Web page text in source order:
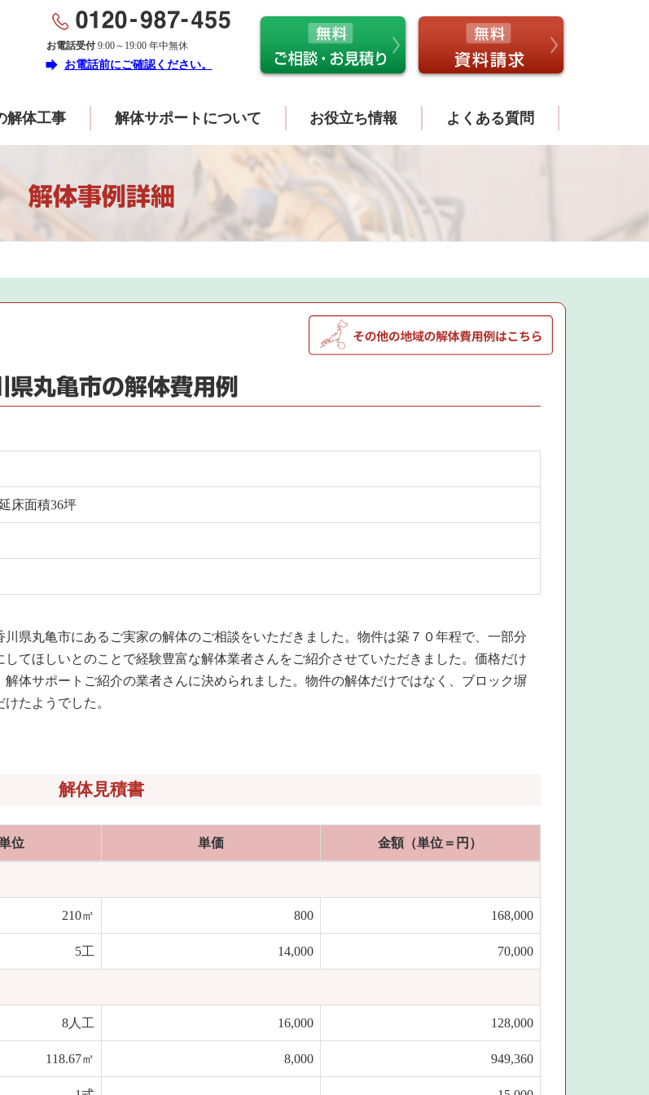
お電話受付9:00～19:00 年中無休
forward お電話前にご確認ください。
解体工事 解体サポートについて お役立ち情報 よくある質問
解体事例詳細
県丸亀市の解体費用例
床面積36坪
県丸亀市にあるご実家の解体のご相談をいただきました。物件は築７０年程で、一部分
てほしいとのことで経験豊富な解体業者さんをご紹介させていただきました。価格だけ
体サポートご紹介の業者さんに決められました。物件の解体だけではなく、ブロック塀
たようでした。
解体見積書
位 単価 金額（単位＝円）
210㎡ 800 168,000
5工 14,000 70,000
8人工 16,000 128,000
118.67㎡ 8,000 949,360